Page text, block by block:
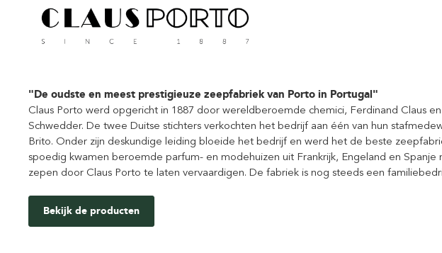
"De oudste en meest prestigieuze zeepfabriek van Porto in Portugal"
Claus Porto werd opgericht in 1887 door wereldberoemde chemici, Ferdinand Claus
Schwedder. De twee Duitse stichters verkochten het bedrijf aan één van hun
Brito. Onder zijn deskundige leiding bloeide het bedrijf en werd het de beste
spoedig kwamen beroemde parfum- en modehuizen uit Frankrijk, Engeland en Spanje
zepen door Claus Porto te laten vervaardigen. De fabriek is nog steeds een
Bekijk de producten